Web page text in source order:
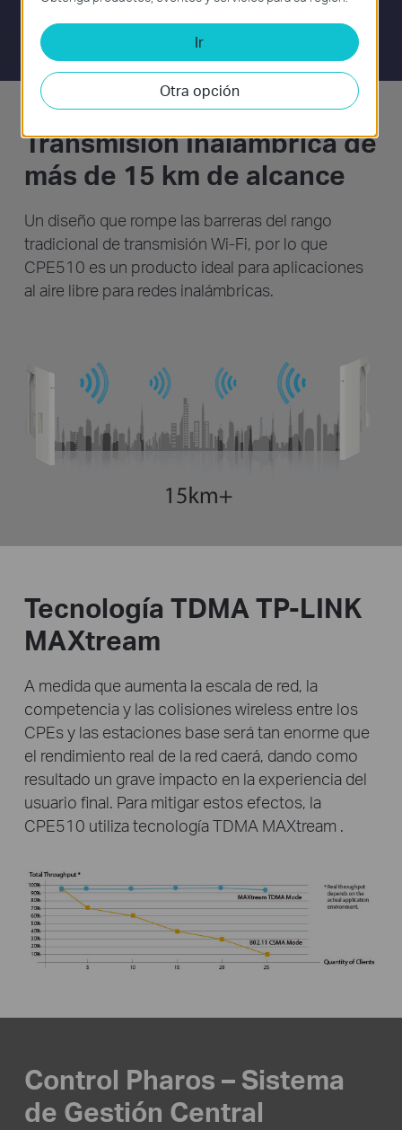
Transmisión Inalámbrica de
más de 15 km de alcance
Un diseño que rompe las barreras del rango
tradicional de transmisión Wi-Fi, por lo que
CPE510 es un producto ideal para aplicaciones
al aire libre para redes inalámbricas.
Tecnología TDMA TP-LINK
MAXtream
A medida que aumenta la escala de red, la
competencia ylas colisiones wireless entre los
CPEs y las estaciones base será tan enorme que
el rendimiento real de la red caerá, dando como
resultado un grave impacto en la experiencia del
usuario final. Para mitigar estos efectos, la
CPE510 utiliza tecnología TDMA MAXtream .
Control Pharos – Sistema
de Gestión Central
Ir
Otra opción